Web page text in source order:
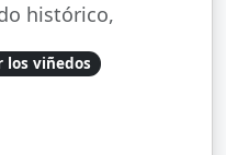
histórico,
los viñedos